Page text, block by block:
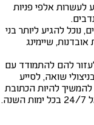
לעשרות אלפי פניות
נוכל להגיע ליותר בני
שיימינג
לעזור להם להתמודד עם
שואה, לסייע
להמשיך להיות הכתובת